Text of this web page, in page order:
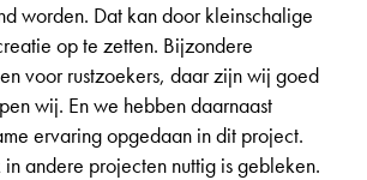
worden. Dat kan door kleinschalige
op te zetten. Bijzondere
voor rustzoekers, daar zijn wij goed
wij. En we hebben daarnaast
ervaring opgedaan in dit project.
andere projecten nuttig is gebleken.